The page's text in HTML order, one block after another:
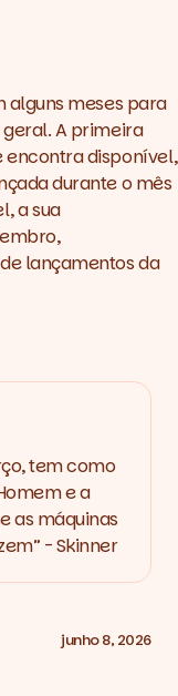
alguns meses para
geral. A primeira
encontra disponível,
durante o mês
a sua
lançamentos da
tem como
e a
as máquinas
- Skinner
junho 8, 2026